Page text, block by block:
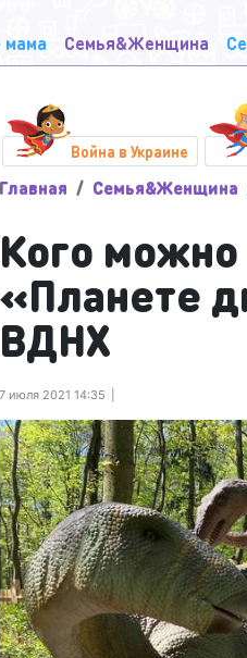
мама Семья&Женщина
Война в Украине
Главная Семья&Женщина
Кого можно
«Планете
ВДНХ
7 июля 2021 14:35